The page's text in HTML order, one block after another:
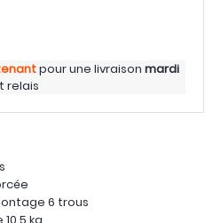
pour une livraison mardi
relais
6 trous